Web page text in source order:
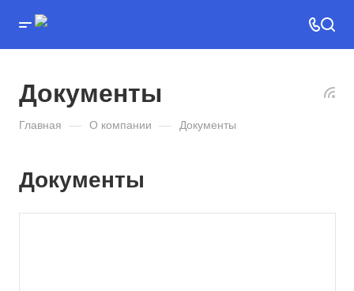
Документы
Главная — О компании — Документы
Документы